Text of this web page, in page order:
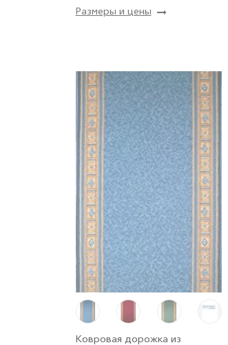
Размеры и цены
Купить
Ковровая дорожка из